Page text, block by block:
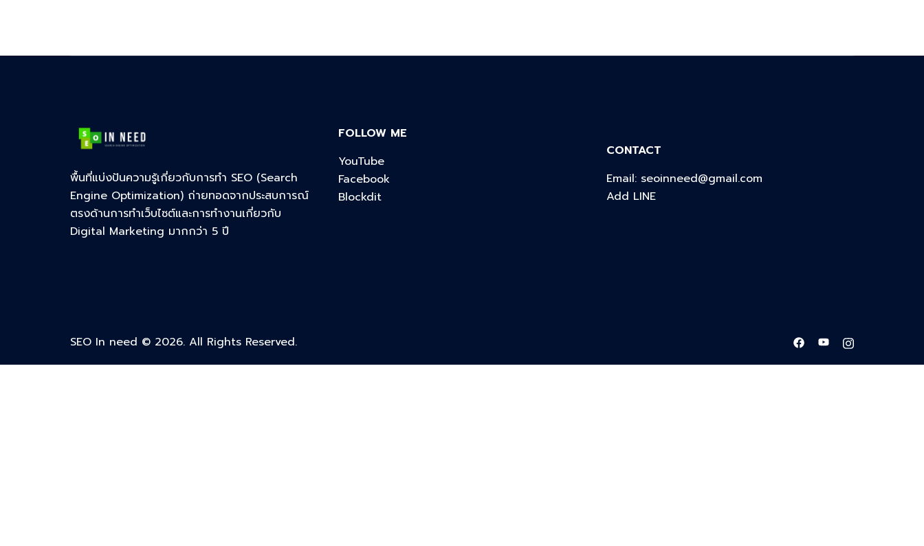
พื้นที่แบ่งปันความรู้เกี่ยวกับการทำ SEO (Search
Engine Optimization) ถ่ายทอดจากประสบการณ์
ตรงด้านการทำเว็บไซต์และการทำงานเกี่ยวกับ
Digital Marketing มากกว่า 5 ปี
FOLLOW ME
YouTube
Facebook
Blockdit
CONTACT
Email: seoinneed@gmail.com
Add LINE
SEO In need © 2026. All Rights Reserved.